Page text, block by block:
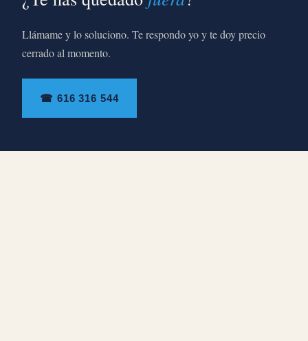
Llámame y lo soluciono. Te respondo yo y te doy precio
cerrado al momento.
☎ 616 316 544